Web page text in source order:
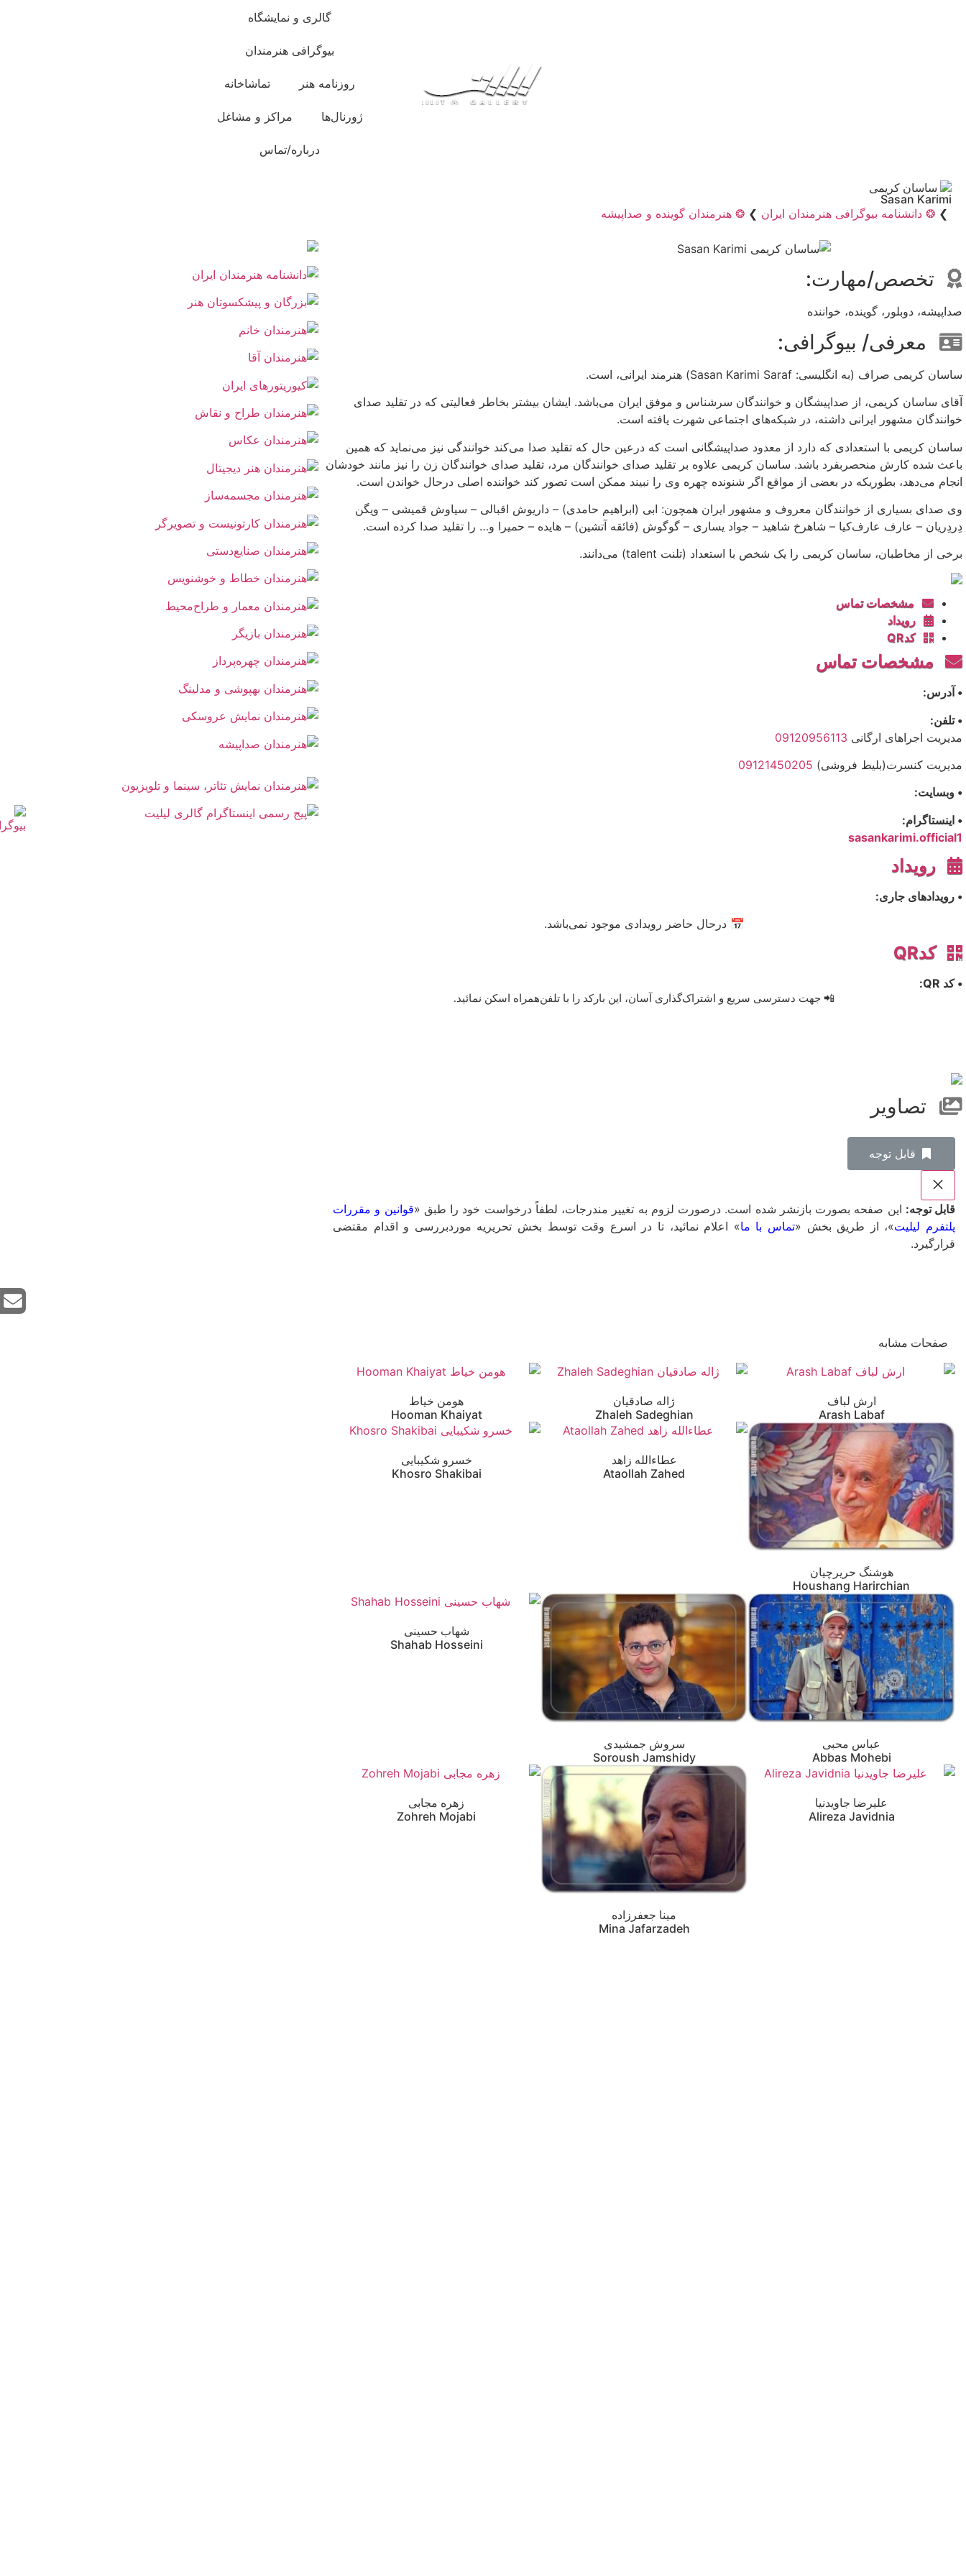
گالری و نمایشگاه
بیوگرافی هنرمندان
روزنامه هنر تماشاخانه
ژورنال‌ها مراکز و مشاغل
درباره/تماس
ساسان کریمی
Sasan Karimi
❯ ❂ دانشنامه بیوگرافی هنرمندان ایران ❯ ❂ هنرمندان گوینده و صداپیشه
تخصص/مهارت:
صداپیشه، دوبلور، گوینده، خواننده
معرفی/ بیوگرافی:
ساسان کریمی صراف (به انگلیسی: Sasan Karimi Saraf) هنرمند ایرانی، است.
آقای ساسان کریمی، از صداپیشگان و خوانندگان سرشناس و موفق ایران می‌باشد. ایشان بیشتر بخاطر فعالیتی که در تقلید صدای
خوانندگان مشهور ایرانی داشته، در شبکه‌های اجتماعی شهرت یافته است.
ساسان کریمی با استعدادی که دارد از معدود صداپیشگانی است که درعین حال که تقلید صدا می‌کند خوانندگی نیز می‌نماید که همین
باعث شده کارش منحصربفرد باشد. ساسان کریمی علاوه بر تقلید صدای خوانندگان مرد، تقلید صدای خوانندگان زن را نیز مانند خودشان
انجام می‌دهد، بطوریکه در بعضی از مواقع اگر شنونده چهره وی را نبیند ممکن است تصور کند خواننده اصلی درحال خواندن است.
وی صدای بسیاری از خوانندگان معروف و مشهور ایران همچون: ابی (ابراهیم حامدی) – داریوش اقبالی – سیاوش قمیشی – ویگن
دِردِریان – عارف عارف‌کیا – شاهرخ شاهید – جواد یساری – گوگوش (فائقه آتشین) – هایده – حمیرا و… را تقلید صدا کرده است.
برخی از مخاطبان، ساسان کریمی را یک شخص با استعداد (تلنت talent) می‌دانند.
مشخصات تماس
رویداد
کدQR
مشخصات تماس
• آدرس:
• تلفن:
مدیریت اجراهای ارگانی 09120956113
مدیریت کنسرت(بلیط فروشی) 09121450205
• وبسایت:
• اینستاگرام:
sasankarimi.official1
رویداد
• رویدادهای جاری:
📅 درحال حاضر رویدادی موجود نمی‌باشد.
کدQR
• کد QR:
📲 جهت دسترسی سریع و اشتراک‌گذاری آسان، این بارکد را با تلفن‌همراه اسکن نمائید.
تصاویر
‌قابل توجه
قابل توجه: این صفحه بصورت بازنشر شده است. درصورت لزوم به تغییر مندرجات، لطفاً درخواست خود را طبق «قوانین و مقررات
پلتفرم لیلیت»، از طریق بخش «تماس با ما» اعلام نمائید، تا در اسرع وقت توسط بخش تحریریه موردبررسی و اقدام مقتضی
قرارگیرد.
صفحات مشابه
ارش لباف
Arash Labaf
ژاله صادقیان
Zhaleh Sadeghian
هومن خیاط
Hooman Khaiyat
هوشنگ حریرچیان
Houshang Harirchian
عطاءالله زاهد
Ataollah Zahed
خسرو شکیبایی
Khosro Shakibai
عباس محبی
Abbas Mohebi
سروش جمشیدی
Soroush Jamshidy
شهاب حسینی
Shahab Hosseini
علیرضا جاویدنیا
Alireza Javidnia
مینا جعفرزاده
Mina Jafarzadeh
زهره مجابی
Zohreh Mojabi